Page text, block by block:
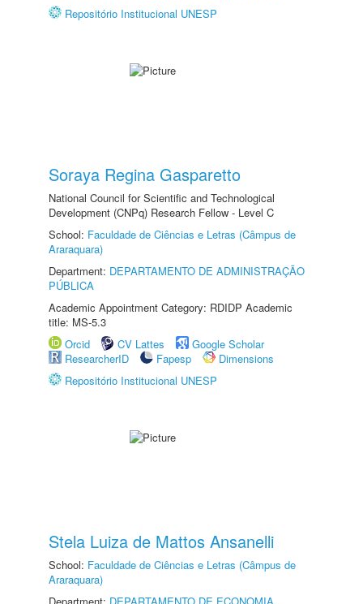
Repositório Institucional UNESP
Soraya Regina Gasparetto
National Council for Scientific and Technological
Development (CNPq) Research Fellow - Level C
School: Faculdade de Ciências e Letras (Câmpus de
Araraquara)
Department: DEPARTAMENTO DE ADMINISTRAÇÃO
PÚBLICA
Academic Appointment Category: RDIDP Academic
title: MS-5.3
Orcid
CV Lattes
Google Scholar
ResearcherID
Fapesp
Dimensions
Repositório Institucional UNESP
Stela Luiza de Mattos Ansanelli
School: Faculdade de Ciências e Letras (Câmpus de
Araraquara)